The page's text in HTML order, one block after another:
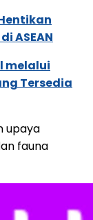
ASEAN
melalui
Tersedia
upaya
fauna